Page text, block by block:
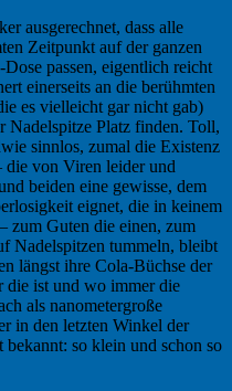
ausgerechnet, dass alle
Zeitpunkt auf der ganzen
passen, eigentlich reicht
einerseits an die berühmten
es vielleicht gar nicht gab)
Nadelspitze Platz finden. Toll,
sinnlos, zumal die Existenz
die von Viren leider und
beiden eine gewisse, dem
eignet, die in keinem
zum Guten die einen, zum
Nadelspitzen tummeln, bleibt
längst ihre Cola-Büchse der
die ist und wo immer die
als nanometergroße
in den letzten Winkel der
bekannt: so klein und schon so